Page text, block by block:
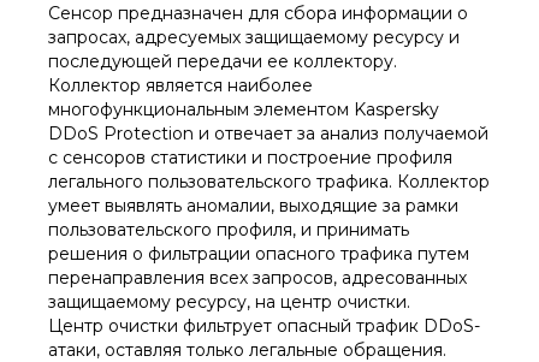
Сенсор предназначен для сбора информации о
запросах, адресуемых защищаемому ресурсу и
последующей передачи ее коллектору.
Коллектор является наиболее
многофункциональным элементом Kaspersky
DDoS Protection и отвечает за анализ получаемой
с сенсоров статистики и построение профиля
легального пользовательского трафика. Коллектор
умеет выявлять аномалии, выходящие за рамки
пользовательского профиля, и принимать
решения о фильтрации опасного трафика путем
перенаправления всех запросов, адресованных
защищаемому ресурсу, на центр очистки.
Центр очистки фильтрует опасный трафик DDoS-
атаки, оставляя только легальные обращения.